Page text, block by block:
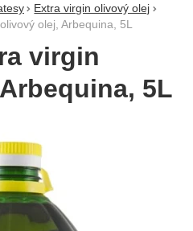
Extra virgin olivový olej
olej, Arbequina, 5L
virgin
5L